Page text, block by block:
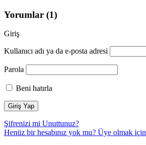
Yorumlar (1)
Giriş
Kullanıcı adı ya da e-posta adresi
Parola
Beni hatırla
Şifrenizi mi Unuttunuz?
Henüz bir hesabınız yok mu? Üye olmak için